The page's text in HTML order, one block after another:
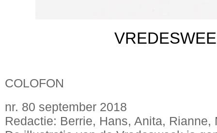
COLOFON
nr. 80 september 2018
Redactie: Berrie, Hans, Anita,